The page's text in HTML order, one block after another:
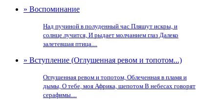
» Воспоминание
Над пучиной в полуденный час Пляшут искры, и
солнце лучится, И рыдает молчанием глаз Далеко
залетевшая птица....
» Вступление (Оглушенная ревом и топотом...)
Оглушенная ревом и топотом, Облеченная в пламя и
дымы, О тебе, моя Африка, шепотом В небесах говорят
серафимы....